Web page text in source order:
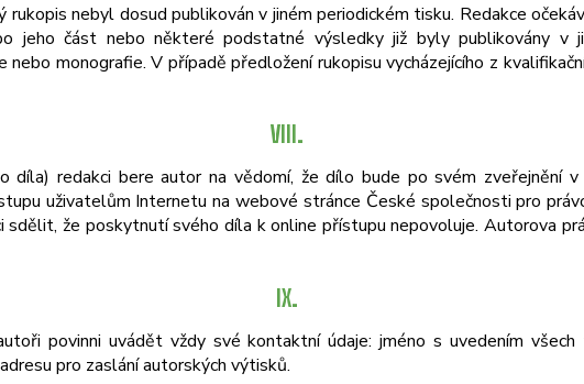
rukopis nebyl dosud publikován v jiném periodickém tisku. Redakce
jeho část nebo některé podstatné výsledky již byly publikovány v
nebo monografie. V případě předložení rukopisu vycházejícího z
VIII.
díla) redakci bere autor na vědomí, že dílo bude po svém zveřejnění
uživatelům Internetu na webové stránce České společnosti pro
sdělit, že poskytnutí svého díla k online přístupu nepovoluje. Autorova
IX.
povinni uvádět vždy své kontaktní údaje: jméno s uvedením
pro zaslání autorských výtisků.